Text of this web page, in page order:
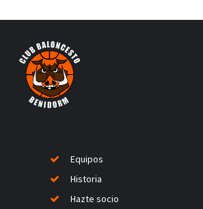
Equipos
Historia
Hazte socio